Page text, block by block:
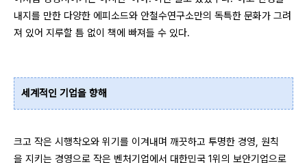
내지를 만한 다양한 에피소드와 안철수연구소만의 독특한 문화가 그려
져 있어 지루할 틈 없이 책에 빠져들 수 있다.
세계적인 기업을 향해
크고 작은 시행착오와 위기를 이겨내며 깨끗하고 투명한 경영, 원칙
을 지키는 경영으로 작은 벤처기업에서 대한민국 1위의 보안기업으로